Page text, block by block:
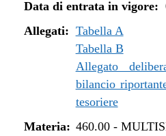
Data di entrata in vigore:
Allegati: Tabella A
Tabella B
Allegato
bilancio
tesoriere
Materia: 460.00-